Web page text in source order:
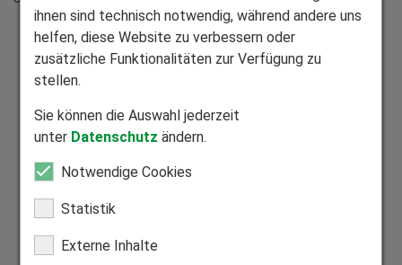
Ähnliche Themen
Wetterschutz
Passende Produkte
ihnen sind technisch notwendig, während andere uns
helfen, diese Website zu verbessern oder
zusätzliche Funktionalitäten zur Verfügung zu
stellen.
Sie können die Auswahl jederzeit
unter Datenschutz ändern.
Notwendige Cookies
Statistik
Externe Inhalte